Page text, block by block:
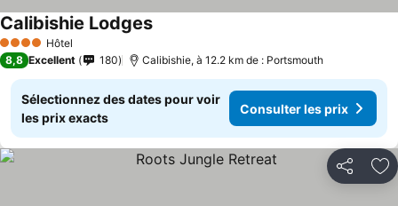
4 Étoiles Hôtel
Calibishie LodgesConsulter les prix
8,8 Excellent 180 Calibishie, à 12.2 km de : Portsmouth
Sélectionnez des dates pour voir
les prix exacts
Consulter les prix
Partager